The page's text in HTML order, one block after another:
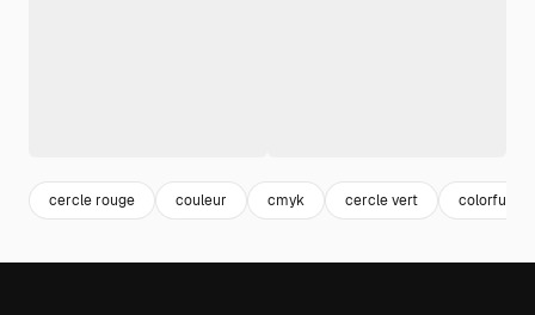
cercle rouge couleur cmyk cercle vert colorful